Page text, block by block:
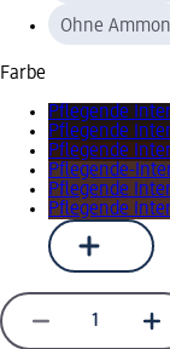
Ohne
Farbe
Pflegende
Pflegende
Pflegende
Pflegende-
Pflegende
Pflegende